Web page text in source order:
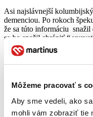
Môžeme pracovať s
Aby sme vedeli, ako
mohli vám zobraziť tie
Asi najslávnejší
demenciou. Po rokoch
že sa túto informáciu
sa ho snažil chrániť,“
rozhodol, že je najvyšší
svojho slávneho brata.
Peter HoegPhilip Roth
Knižné tipy: Niečo pre